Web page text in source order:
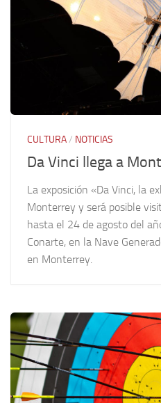
CULTURA/ NOTICIAS
Da Vinci llega a
La exposición «Da Vinci, la
Monterrey y será posible
hasta el 24 de agosto del
Conarte, en la Nave
en Monterrey.